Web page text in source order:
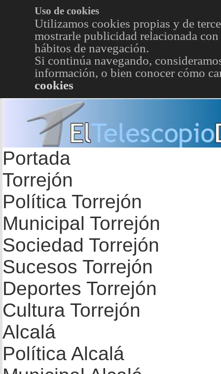
Uso de cookies
Utilizamos cookies propias y de
mostrarle publicidad relacionada
hábitos de navegación.
Si continúa navegando,
información, o bien conocer cómo
cookies
Portada
Torrejón
Política Torrejón
Municipal Torrejón
Sociedad Torrejón
Sucesos Torrejón
Deportes Torrejón
Cultura Torrejón
Alcalá
Política Alcalá